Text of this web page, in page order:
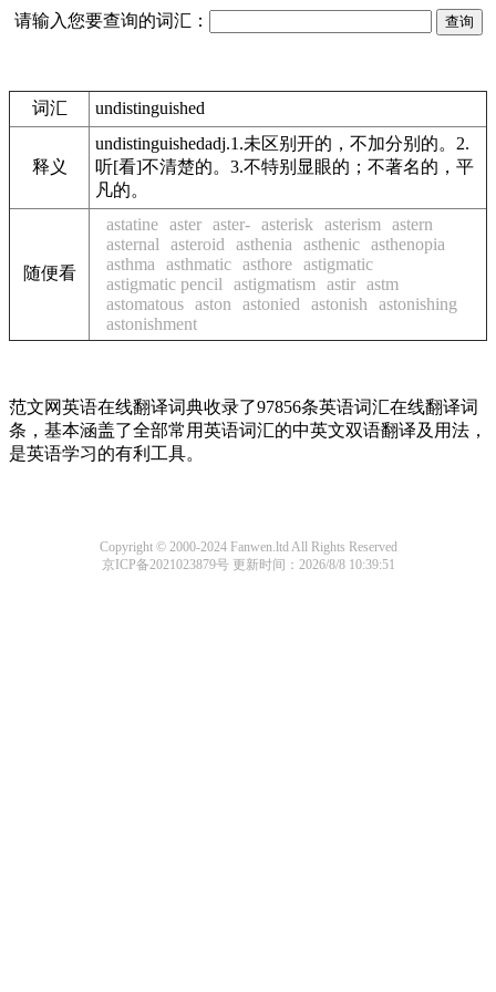
请输入您要查询的词汇：
词汇 undistinguished
释义
undistinguishedadj.1.未区别开的，不加分别的。2.
听[看]不清楚的。3.不特别显眼的；不著名的，平
凡的。
随便看
astatine aster aster- asterisk asterism
astern
asternal
asteroid asthenia asthenic asthenopia
asthma
asthmatic asthore astigmatic
astigmatic pencil
astigmatism astir astm
astomatous aston astonied astonish
astonishing
astonishment
范文网英语在线翻译词典收录了97856条英语词汇在线翻译词
条，基本涵盖了全部常用英语词汇的中英文双语翻译及用法，
是英语学习的有利工具。
Copyright © 2000-2024 Fanwen.ltd All Rights Reserved
京ICP备2021023879号更新时间：2026/8/8 10:39:51